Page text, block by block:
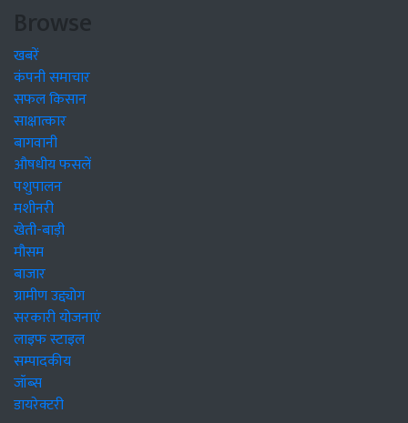
Browse
खबरें
कंपनी समाचार
सफल किसान
साक्षात्कार
बागवानी
औषधीय फसलें
पशुपालन
मशीनरी
खेती-बाड़ी
मौसम
बाजार
ग्रामीण उद्द्योग
सरकारी योजनाएं
लाइफ स्टाइल
सम्पादकीय
जॉब्स
डायरेक्टरी